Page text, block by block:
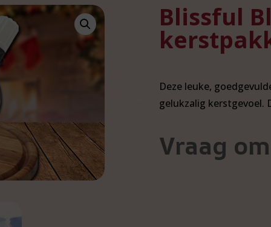
Blissful
Deze leuke,
gelukzalig kerstgevoel.
Vraag